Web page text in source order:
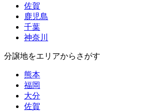
佐賀
鹿児島
千葉
神奈川
分譲地をエリアからさがす
熊本
福岡
大分
佐賀